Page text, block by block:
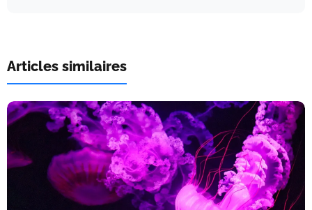
Articles similaires